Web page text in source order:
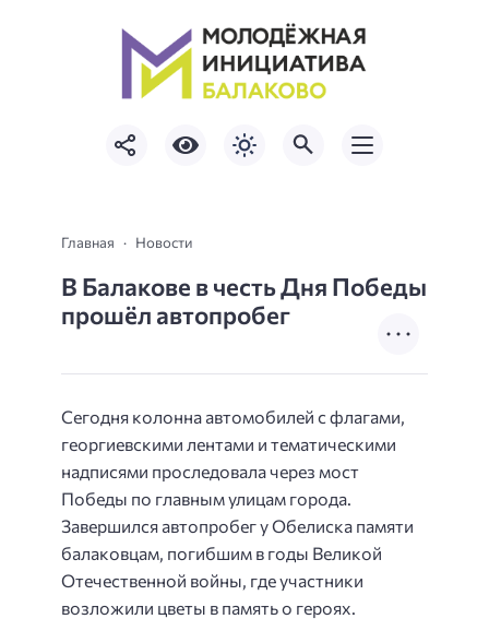
Главная Новости
В Балакове в честь Дня Победы
прошёл автопробег
Сегодня колонна автомобилей с флагами,
георгиевскими лентами и тематическими
надписями проследовала через мост
Победы по главным улицам города.
Завершился автопробег у Обелиска памяти
балаковцам, погибшим в годы Великой
Отечественной войны, где участники
возложили цветы в память о героях.